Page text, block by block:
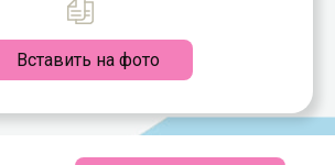
Вставить на фото